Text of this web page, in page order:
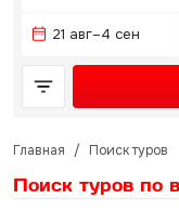
21 авг–4 сен
Главная / Поиск туров
Поиск туров по